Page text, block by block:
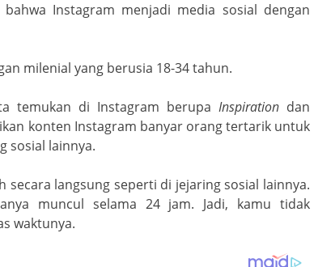
bahwa Instagram menjadi media sosial dengan
milenial yang berusia 18-34 tahun.
temukan di Instagram berupa Inspiration dan
konten Instagram banyar orang tertarik untuk
sosial lainnya.
langsung seperti di jejaring sosial lainnya.
muncul selama 24 jam. Jadi, kamu tidak
waktunya.